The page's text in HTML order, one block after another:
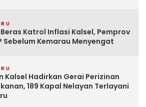
Katrol Inflasi Kalsel, Pemprov
Sebelum Kemarau Menyengat
Kalsel Hadirkan Gerai Perizinan
189 Kapal Nelayan Terlayani